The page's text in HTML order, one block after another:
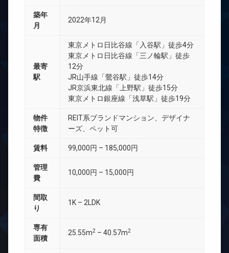
築年
月
2022年12月
最寄
駅
東京メトロ日比谷線「入谷駅」徒歩4分
東京メトロ日比谷線「三ノ輪駅」徒歩
12分
JR山手線「鶯谷駅」徒歩14分
JR京浜東北線「上野駅」徒歩15分
東京メトロ銀座線「浅草駅」徒歩19分
物件
特徴
REIT系ブランドマンション、デザイナ
ーズ、ペット可
賃料 99,000円 – 185,000円
管理
費
10,000円 – 15,000円
間取
り
1K – 2LDK
専有
面積
25.55m2 – 40.57m2